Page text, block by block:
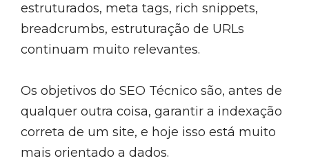
estruturados, meta tags, rich snippets,
breadcrumbs, estruturação de URLs
continuam muito relevantes.
Os objetivos do SEO Técnico são, antes de
qualquer outra coisa, garantir a indexação
correta de um site, e hoje isso está muito
mais orientado a dados.